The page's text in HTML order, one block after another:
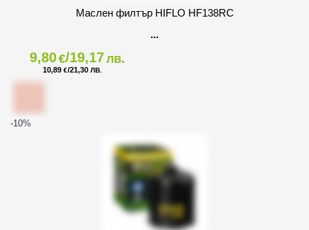
Маслен филтър HIFLO HF138RC
9,80€/19,17лв.
10,89 €/21,30 ЛВ.
-10%